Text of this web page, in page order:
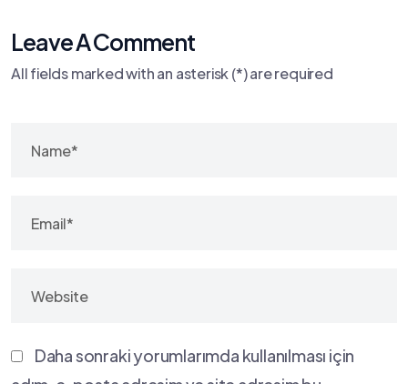
Leave A Comment
All fields marked with an asterisk (*) are required
Daha sonraki yorumlarımda kullanılması için